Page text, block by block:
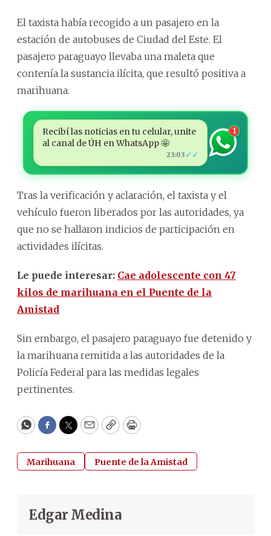
El taxista había recogido a un pasajero en la
estación de autobuses de Ciudad del Este. El
pasajero paraguayo llevaba una maleta que
contenía la sustancia ilícita, que resultó positiva a
marihuana.
Recibí las noticias en tu celular, unite
al canal de ÚH en WhatsApp 🤩
23:03 ✓✓
1
Tras la verificación y aclaración, el taxista y el
vehículo fueron liberados por las autoridades, ya
que no se hallaron indicios de participación en
actividades ilícitas.
Le puede interesar: Cae adolescente con 47
kilos de marihuana en el Puente de la
Amistad
Sin embargo, el pasajero paraguayo fue detenido y
la marihuana remitida a las autoridades de la
Policía Federal para las medidas legales
pertinentes.
WhatsApp
Facebook
Twitter
EmailCopyPrint
Marihuana Puente de la Amistad
Edgar Medina